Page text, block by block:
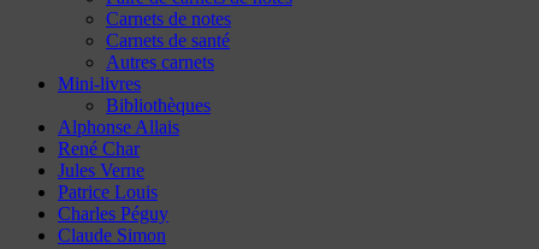
Carnets de notes
Carnets de santé
Autres carnets
Mini-livres
Bibliothèques
Alphonse Allais
René Char
Jules Verne
Patrice Louis
Charles Péguy
Claude Simon